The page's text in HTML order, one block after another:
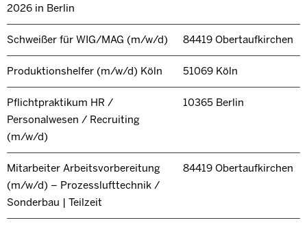
2026 in Berlin
Schweißer für WIG/MAG (m/w/d) 84419 Obertaufkirchen
Produktionshelfer (m/w/d) Köln 51069 Köln
Pflichtpraktikum HR /
Personalwesen / Recruiting
(m/w/d)
10365 Berlin
Mitarbeiter Arbeitsvorbereitung
(m/w/d) – Prozesslufttechnik /
Sonderbau | Teilzeit
84419 Obertaufkirchen